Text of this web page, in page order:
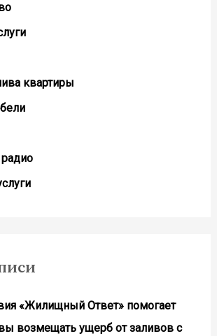
квартиры
«Жилищный Ответ» помогает
возмещать ущерб от заливов с